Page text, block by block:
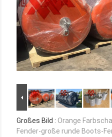
Großes Bild : Orange
Fender-große runde Boots-